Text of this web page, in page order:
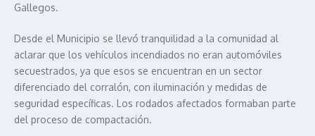
Gallegos.
Desde el Municipio se llevó tranquilidad a la comunidad al
aclarar que los vehículos incendiados no eran automóviles
secuestrados, ya que esos se encuentran en un sector
diferenciado del corralón, con iluminación y medidas de
seguridad específicas. Los rodados afectados formaban parte
del proceso de compactación.